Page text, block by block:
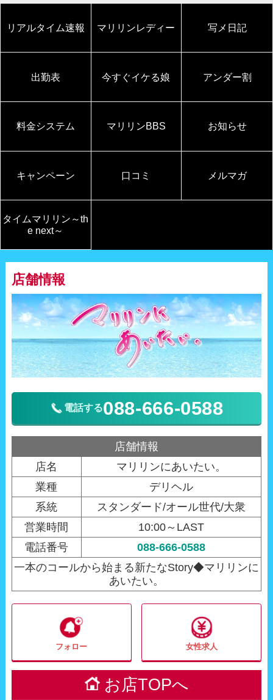
n-aitai.comを指定受信してくださ。
詳しくは下記のサイトをご参照下さい。
http://www.maririn-aitai.com/web/mailmagazine.phpＰＣ版
その他、詳細につきましてはお電話にてお問い合わせ下さいませ。
リアルタイム速報 マリリンレディー 写メ日記
出勤表 今すぐイケる娘 アンダー割
料金システム マリリンBBS お知らせ
キャンペーン 口コミ メルマガ
タイムマリリン～th
e next～
店舗情報
電話する088-666-0588
店舗情報
店名
マリリンにあいたい。
業種
デリヘル
系統
スタンダード/オール世代/大衆
営業時間
10:00～LAST
電話番号
088-666-0588
一本のコールから始まる新たなStory◆マリリンに
あいたい。
フォロー 女性求人
お店TOPへ